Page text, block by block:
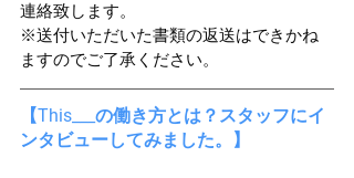
連絡致します。
※送付いただいた書類の返送はできかね
ますのでご了承ください。
【This___の働き方とは？スタッフにイ
ンタビューしてみました。】